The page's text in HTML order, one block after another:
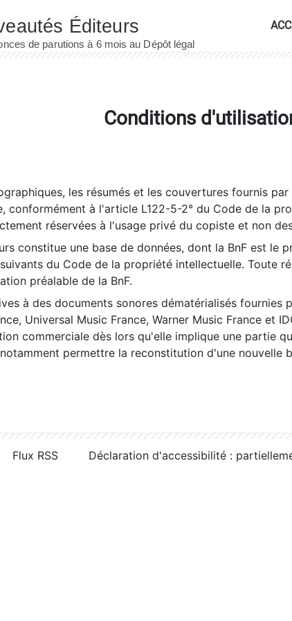
Conditions
les résumés et les couvertures fournis
conformément à l'article L122-5-2° du Code de la
réservées à l'usage privé du copiste et non
constitue une base de données, dont la BnF est le
du Code de la propriété intellectuelle. Toute
préalable de la BnF.
à des documents sonores dématérialisés fournies
Universal Music France, Warner Music France et
commerciale dès lors qu'elle implique une partie
permettre la reconstitution d'une nouvelle
Flux RSS Déclaration d'accessibilité :